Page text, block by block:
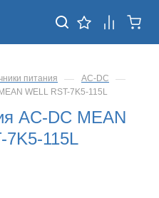
питания — AC-DC —
WELL RST-7K5-115L
AC-DC MEAN
7K5-115L